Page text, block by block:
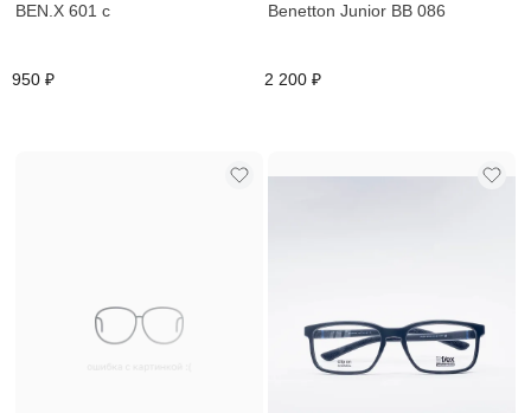
BEN.X 601 c
950 ₽
Benetton Junior BB 086
2 200 ₽